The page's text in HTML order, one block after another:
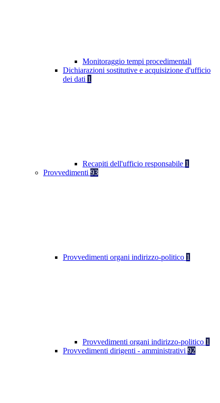
Monitoraggio tempi procedimentali
Dichiarazioni sostitutive e acquisizione d'ufficio
dei dati 1
Recapiti dell'ufficio responsabile 1
Provvedimenti 93
Provvedimenti organi indirizzo-politico 1
Provvedimenti organi indirizzo-politico 1
Provvedimenti dirigenti - amministrativi 92